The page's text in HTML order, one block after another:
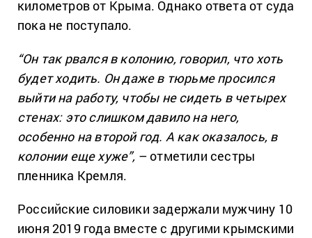
километров от Крыма. Однако ответа от суда
пока не поступало.
“Он так рвался в колонию, говорил, что хоть
будет ходить. Он даже в тюрьме просился
выйти на работу, чтобы не сидеть в четырех
стенах: это слишком давило на него,
особенно на второй год. А как оказалось, в
колонии еще хуже”, – отметили сестры
пленника Кремля.
Российские силовики задержали мужчину 10
июня 2019 года вместе с другими крымскими